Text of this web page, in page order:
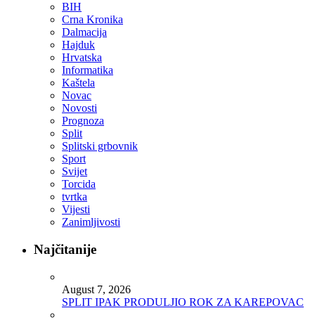
BIH
Crna Kronika
Dalmacija
Hajduk
Hrvatska
Informatika
Kaštela
Novac
Novosti
Prognoza
Split
Splitski grbovnik
Sport
Svijet
Torcida
tvrtka
Vijesti
Zanimljivosti
Najčitanije
August 7, 2026
SPLIT IPAK PRODULJIO ROK ZA KAREPOVAC